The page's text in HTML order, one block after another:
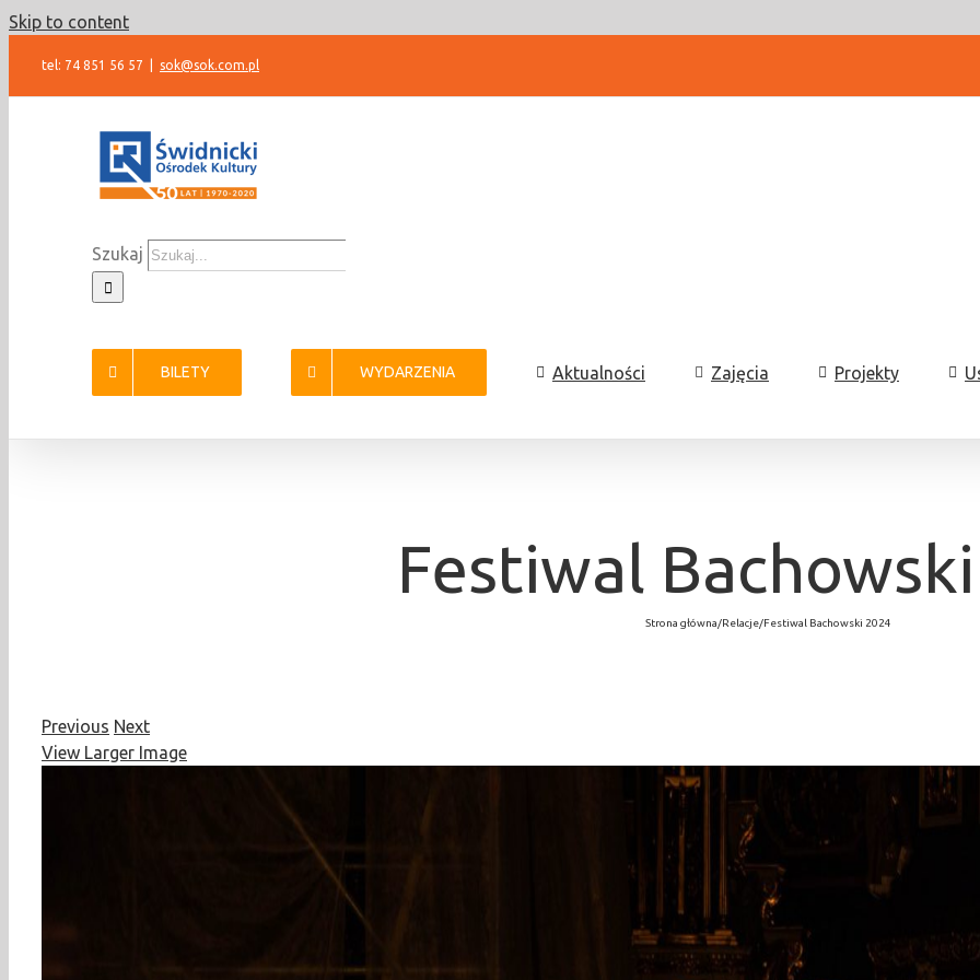
Skip to content
tel: 74 851 56 57 sok@sok.com.pl
Szukaj
BILETY WYDARZENIA Aktualności Zajęcia Projekty
Festiwal
Strona główna/Relacje/Festiwal Bachowski 2024
Previous Next
View Larger Image